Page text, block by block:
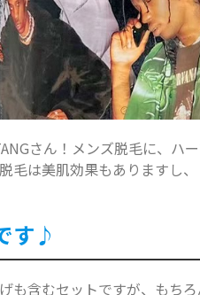
さん！メンズ脱毛に、
は美肌効果もありますし
す♪
も含むセットですが、もち